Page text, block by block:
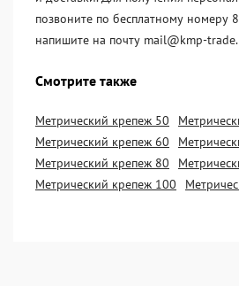
позвоните по бесплатному номеру
напишите на почту mail@kmp-
Смотрите также
Метрический крепеж 50
Метрический крепеж 60
Метрический крепеж 80
Метрический крепеж 100